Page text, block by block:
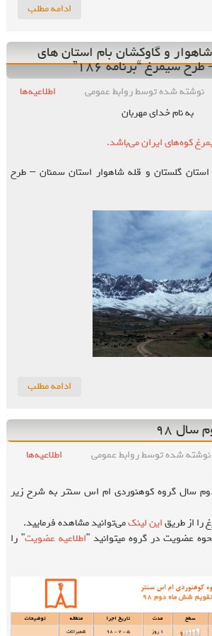
ادامه مطلب
و گاوکشان بام استان های
سیمرغ “برنامه ۱۸۶”
نوشته شده توسط روابط عمومی
اطلاعیه‌ها
به نام خدای مهربان
کوه‌های ایران می‌باشد.
گلستان و قله شاهوار استان سمنان – طرح
ادامه مطلب
۹۸
نوشته شده توسط روابط عمومی
اطلاعیه‌ها
۶ ماهه دوم سال گروه کوهنوردی ام اس سنتر به شرح زیر
را از طریقاین لینکمی‌توانید مشاهده فرمایید.
عضویت در گروه میتوانید "اطلاعیه عضویت" را